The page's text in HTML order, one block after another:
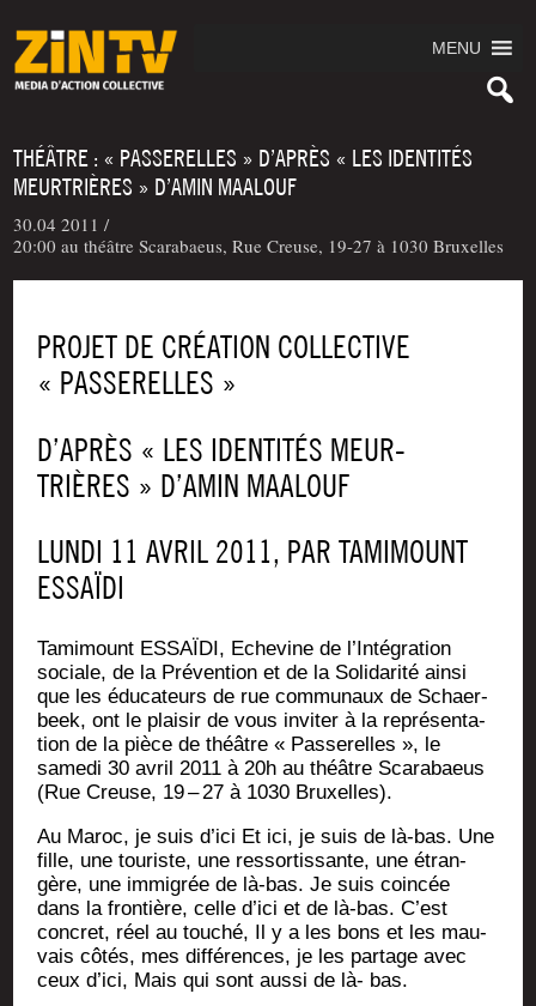
MENU
THÉÂTRE : « PASSERELLES » D’APRÈS « LES IDENTITÉS
MEURTRIÈRES » D’AMIN MAALOUF
30.04 2011 /
20:00 au théâtre Scarabaeus, Rue Creuse, 19-27 à 1030 Bruxelles
PROJET DE CRÉATION COLLECTIVE
« PASSERELLES »
D’APRÈS « LES IDEN­TI­TÉS MEUR­
TRIÈRES » D’AMIN MAALOUF
LUN­DI 11 AVRIL 2011, PAR TAMI­MOUNT
ESSAÏDI
Tami­mount ESSAÏDI, Eche­vine de l’Intégration
sociale, de la Pré­ven­tion et de la Soli­da­ri­té ain­si
que les édu­ca­teurs de rue com­mu­naux de Schaer­
beek, ont le plai­sir de vous invi­ter à la repré­sen­ta­
tion de la pièce de théâtre « Pas­se­relles », le
same­di 30 avril 2011 à 20h au théâtre Sca­ra­baeus
(Rue Creuse, 19 – 27 à 1030 Bruxelles).
Au Maroc, je suis d’ici Et ici, je suis de là-bas. Une
fille, une tou­riste, une res­sor­tis­sante, une étran­
gère, une immi­grée de là-bas. Je suis coin­cée
dans la fron­tière, celle d’ici et de là-bas. C’est
concret, réel au tou­ché, Il y a les bons et les mau­
vais côtés, mes dif­fé­rences, je les par­tage avec
ceux d’ici, Mais qui sont aus­si de là- bas.